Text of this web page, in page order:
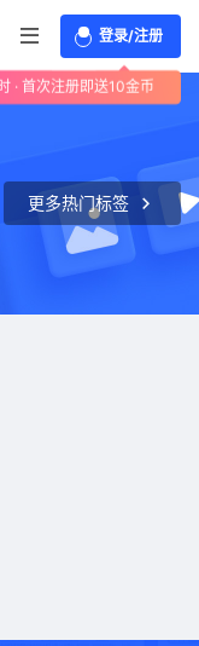
登录/注册
· 首次注册即送10金币
更多热门标签